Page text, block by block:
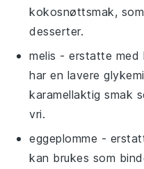
kokosnøttsmak,
desserter.
melis - erstatte med
har en lavere
karamellaktig smak
vri.
eggeplomme -
kan brukes som